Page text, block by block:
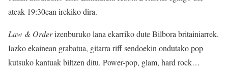
ateak 19:30ean irekiko dira.
Law & Orderizenburuko lana ekarriko dute Bilbora britainiarrek.
Iazko ekainean grabatua, gitarra riff sendoekin ondutako pop
kutsuko kantuak biltzen ditu. Power-pop, glam, hard rock…